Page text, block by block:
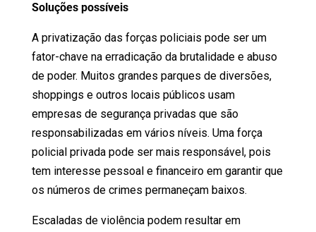
Soluções possíveis
A privatização das forças policiais pode ser um
fator-chave na erradicação da brutalidade e abuso
de poder. Muitos grandes parques de diversões,
shoppings e outros locais públicos usam
empresas de segurança privadas que são
responsabilizadas em vários níveis. Uma força
policial privada pode ser mais responsável, pois
tem interesse pessoal e financeiro em garantir que
os números de crimes permaneçam baixos.
Escaladas de violência podem resultar em